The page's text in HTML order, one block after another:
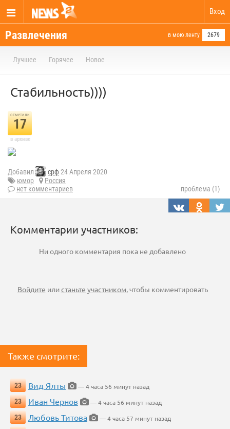
Вход
Развлечения в мою ленту 2679
Лучшее Горячее Новое
Стабильность))))
отметили
17
в архиве
Добавил срф 24 Апреля 2020
юмор
Россия
нет комментариев
проблема (1)
Комментарии участников:
Ни одного комментария пока не добавлено
Войдите илистаньте участником, чтобы комментировать
Также смотрите:
23 Вид Ялты
— 4 часа 56 минут назад
23
Иван Чернов
— 4 часа 56 минут назад
23
Любовь Титова
— 4 часа 57 минут назад